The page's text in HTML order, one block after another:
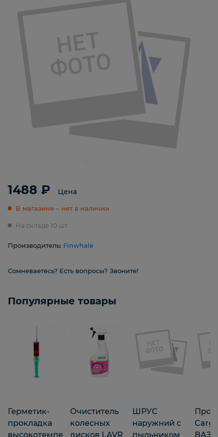
1488 ₽ Цена
В магазине – нет в наличии
На складе 10 шт.
Производитель: Finwhale
Сомневаетесь? Есть вопросы? Звоните!
Популярные товары
Герметик-
прокладка
высокотемпе
Очиститель
колесных
дисков LAVR
ШРУС
наружний с
пыльником
ВАЗ